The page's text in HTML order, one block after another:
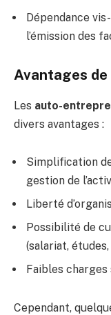
Dépendance
l’émission des
Avantages
Les auto-
divers avantages :
Simplification
gestion de
Liberté
Possibilité de
(salariat,
Faibles
Cependant,